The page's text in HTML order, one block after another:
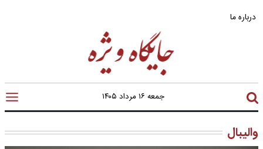
درباره ما
جمعه ۱۶ مرداد ۱۴۰۵
والیبال